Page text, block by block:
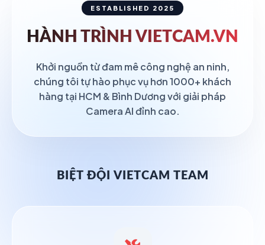
ESTABLISHED 2025
HÀNH TRÌNH VIETCAM.VN
Khởi nguồn từ đam mê công nghệ an ninh,
chúng tôi tự hào phục vụ hơn 1000+ khách
hàng tại HCM & Bình Dương với giải pháp
Camera AI đỉnh cao.
BIỆT ĐỘI VIETCAM TEAM